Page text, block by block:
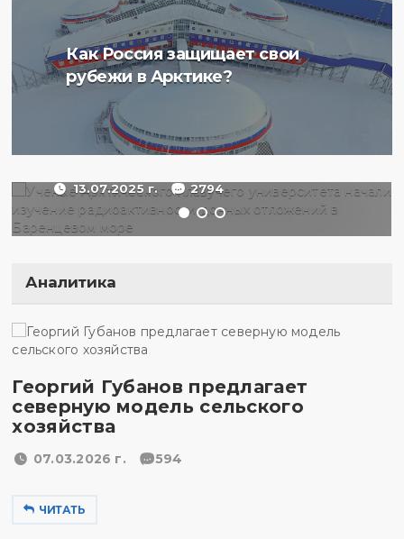
Как Россия защищает свои
рубежи в Арктике?
Ученые Арктического
плавучего университета
радиоактивности донных
отложений в Баренцевом
13.07.2025 г. 2794
Аналитика
Георгий Губанов предлагает
северную модель сельского
хозяйства
07.03.2026 г. 594
ЧИТАТЬ